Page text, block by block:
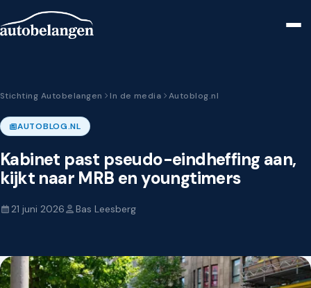
Stichting Autobelangen In de media Autoblog.nl
AUTOBLOG.NL
Kabinet past pseudo-eindheffing aan,
kijkt naar MRB en youngtimers
21 juni 2026 Bas Leesberg